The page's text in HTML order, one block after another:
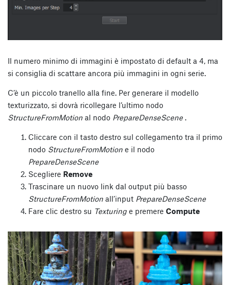
Il numero minimo di immagini è impostato di default a 4, ma
si consiglia di scattare ancora più immagini in ogni serie.
C’è un piccolo tranello alla fine. Per generare il modello
texturizzato, si dovrà ricollegare l’ultimo nodo
StructureFromMotion al nodo PrepareDenseScene.
Cliccare con il tasto destro sul collegamento tra il primo
nodo StructureFromMotion e il nodo
PrepareDenseScene
Scegliere Remove
Trascinare un nuovo link dal output più basso
StructureFromMotion all’input PrepareDenseScene
Fare clic destro su Texturing e premere Compute